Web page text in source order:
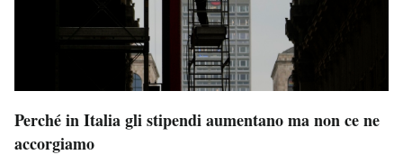
Perché in Italia gli stipendi aumentano ma non ce ne
accorgiamo